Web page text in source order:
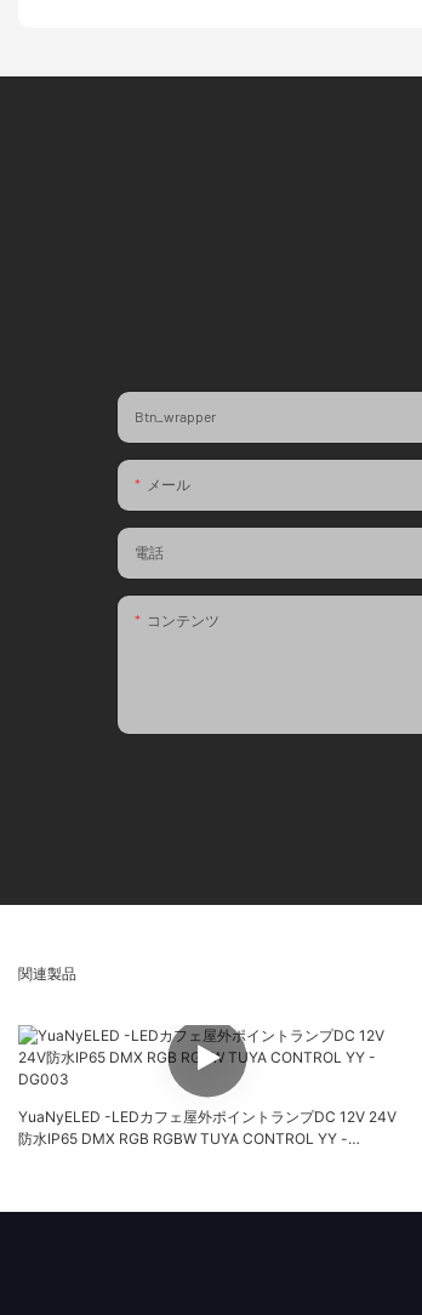
Btn_wrapper
メール
電話
コンテンツ
関連製品
YuaNyELED -LEDカフェ屋外ポイントランプDC 12V 24V
防水IP65 DMX RGB RGBW TUYA CONTROL YY -